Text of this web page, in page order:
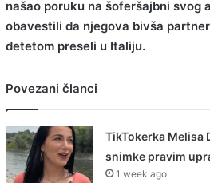
našao poruku na šoferšajbni svog
obavestili da njegova bivša
detetom preseli u Italiju.
Povezani članci
TikTokerka Melisa
snimke pravim
1 week ago